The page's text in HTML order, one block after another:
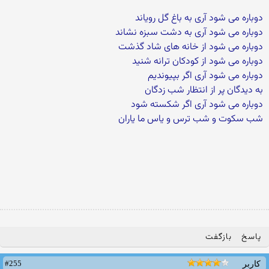
دوباره می شود آری به باغ گل رویاند
دوباره می شود آری به دشت سبزه نشاند
دوباره می شود از خانه های شاد گذشت
دوباره می شود از کودکان ترانه شنید
دوباره می شود آری اگر بپیوندیم
به دیدگان پر از انتظار شب زدگان
دوباره می شود آری اگر شکسته شود
شب سکوت و شب ترس و یاس ما یاران
پاسخ بازگفت
کاربر #255